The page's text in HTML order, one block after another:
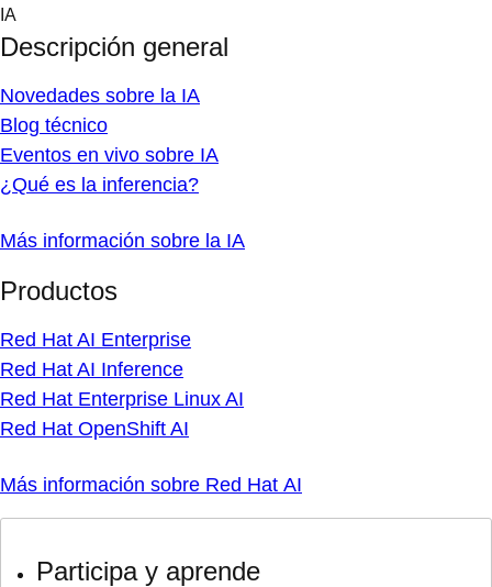
Skip
content
IA
Descripción general
Novedades sobre la IA
Blog técnico
Eventos en vivo sobre IA
¿Qué es la inferencia?
Más información sobre la IA
Productos
Red Hat AI Enterprise
Red Hat AI Inference
Red Hat Enterprise Linux AI
Red Hat OpenShift AI
Más información sobre Red Hat AI
Participa y aprende